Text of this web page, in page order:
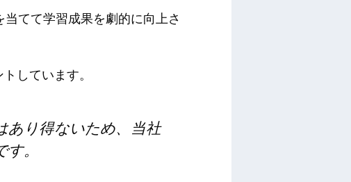
てて学習成果を劇的に向上さ
しています。
あり得ないため、当社
。